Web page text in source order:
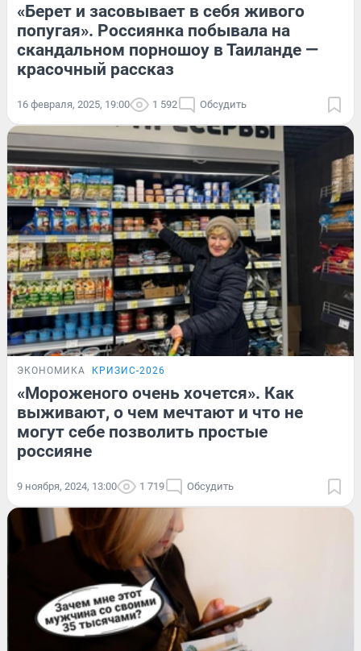
«Берет и засовывает в себя живого
попугая». Россиянка побывала на
скандальном порношоу в Таиланде —
красочный рассказ
16 февраля, 2025, 19:00 1 592 Обсудить
ЭКОНОМИКА КРИЗИС-2026
«Мороженого очень хочется». Как
выживают, о чем мечтают и что не
могут себе позволить простые
россияне
9 ноября, 2024, 13:00 1 719 Обсудить